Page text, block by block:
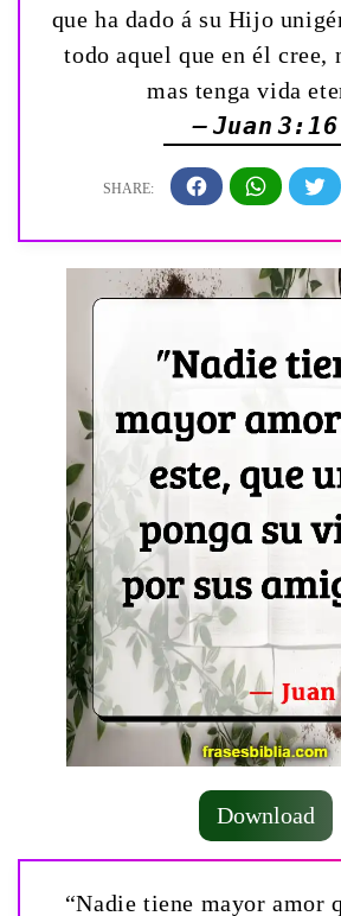
que ha dado á su Hijo
todo aquel que en él cree,
mas tenga vida
— Juan 3:16
Download
“Nadie tiene mayor amor